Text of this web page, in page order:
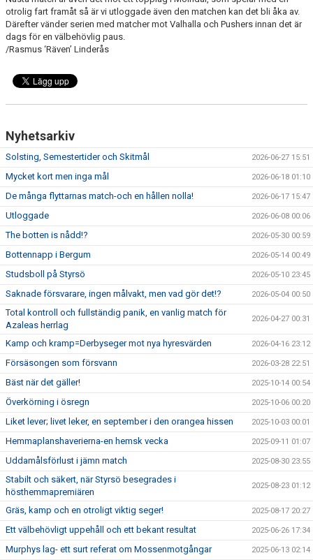
otrolig fart framåt så är vi utloggade även den matchen kan det bli åka av.
Därefter vänder serien med matcher mot Valhalla och Pushers innan det är
dags för en välbehövlig paus.
/Rasmus ‘Räven’ Linderås
Nyhetsarkiv
Solsting, Semestertider och Skitmål 2026-06-27 15:51
Mycket kort men inga mål 2026-06-18 01:10
De många flyttarnas match-och en hållen nolla! 2026-06-17 15:47
Utloggade 2026-06-08 00:06
The botten is nådd!? 2026-05-30 00:59
Bottennapp i Bergum 2026-05-14 00:49
Studsboll på Styrsö 2026-05-10 23:45
Saknade försvarare, ingen målvakt, men vad gör det!? 2026-05-04 00:50
Total kontroll och fullständig panik, en vanlig match för
Azaleas herrlag
2026-04-27 00:31
Kamp och kramp=Derbyseger mot nya hyresvärden 2026-04-16 23:12
Försäsongen som försvann 2026-03-28 22:51
Bäst när det gäller! 2025-10-14 00:54
Överkörning i ösregn 2025-10-06 00:20
Liket lever; livet leker, en september i den orangea hissen 2025-10-03 00:01
Hemmaplanshaverierna-en hemsk vecka 2025-09-11 01:07
Uddamålsförlust i jämn match 2025-08-30 23:55
Stabilt och säkert, när Styrsö besegrades i
hösthemmapremiären
2025-08-23 01:12
Gräs, kamp och en otroligt viktig seger! 2025-08-17 20:27
Ett välbehövligt uppehåll och ett bekant resultat 2025-06-26 17:34
Murphys lag- ett surt referat om Mossenmotgångar 2025-06-13 02:14